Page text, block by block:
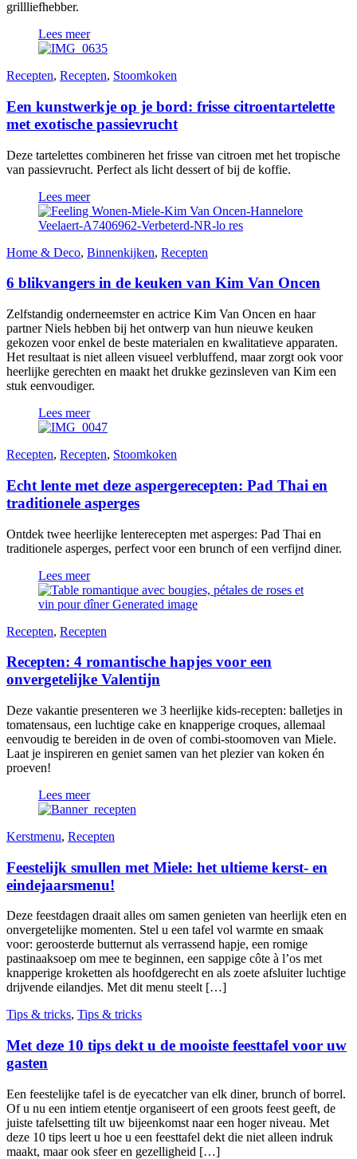
grillliefhebber.
Lees meer
Recepten, Recepten, Stoomkoken
Een kunstwerkje op je bord: frisse citroentartelette
met exotische passievrucht
Deze tartelettes combineren het frisse van citroen met het tropische
van passievrucht. Perfect als licht dessert of bij de koffie.
Lees meer
Home & Deco, Binnenkijken, Recepten
6 blikvangers in de keuken van Kim Van Oncen
Zelfstandig onderneemster en actrice Kim Van Oncen en haar
partner Niels hebben bij het ontwerp van hun nieuwe keuken
gekozen voor enkel de beste materialen en kwalitatieve apparaten.
Het resultaat is niet alleen visueel verbluffend, maar zorgt ook voor
heerlijke gerechten en maakt het drukke gezinsleven van Kim een
stuk eenvoudiger.
Lees meer
Recepten, Recepten, Stoomkoken
Echt lente met deze aspergerecepten: Pad Thai en
traditionele asperges
Ontdek twee heerlijke lenterecepten met asperges: Pad Thai en
traditionele asperges, perfect voor een brunch of een verfijnd diner.
Lees meer
Recepten, Recepten
Recepten: 4 romantische hapjes voor een
onvergetelijke Valentijn
Deze vakantie presenteren we 3 heerlijke kids-recepten: balletjes in
tomatensaus, een luchtige cake en knapperige croques, allemaal
eenvoudig te bereiden in de oven of combi-stoomoven van Miele.
Laat je inspireren en geniet samen van het plezier van koken én
proeven!
Lees meer
Kerstmenu, Recepten
Feestelijk smullen met Miele: het ultieme kerst- en
eindejaarsmenu!
Deze feestdagen draait alles om samen genieten van heerlijk eten en
onvergetelijke momenten. Stel u een tafel vol warmte en smaak
voor: geroosterde butternut als verrassend hapje, een romige
pastinaaksoep om mee te beginnen, een sappige côte à l’os met
knapperige kroketten als hoofdgerecht en als zoete afsluiter luchtige
drijvende eilandjes. Met dit menu steelt […]
Tips & tricks, Tips & tricks
Met deze 10 tips dekt u de mooiste feesttafel voor uw
gasten
Een feestelijke tafel is de eyecatcher van elk diner, brunch of borrel.
Of u nu een intiem etentje organiseert of een groots feest geeft, de
juiste tafelsetting tilt uw bijeenkomst naar een hoger niveau. Met
deze 10 tips leert u hoe u een feesttafel dekt die niet alleen indruk
maakt, maar ook sfeer en gezelligheid […]